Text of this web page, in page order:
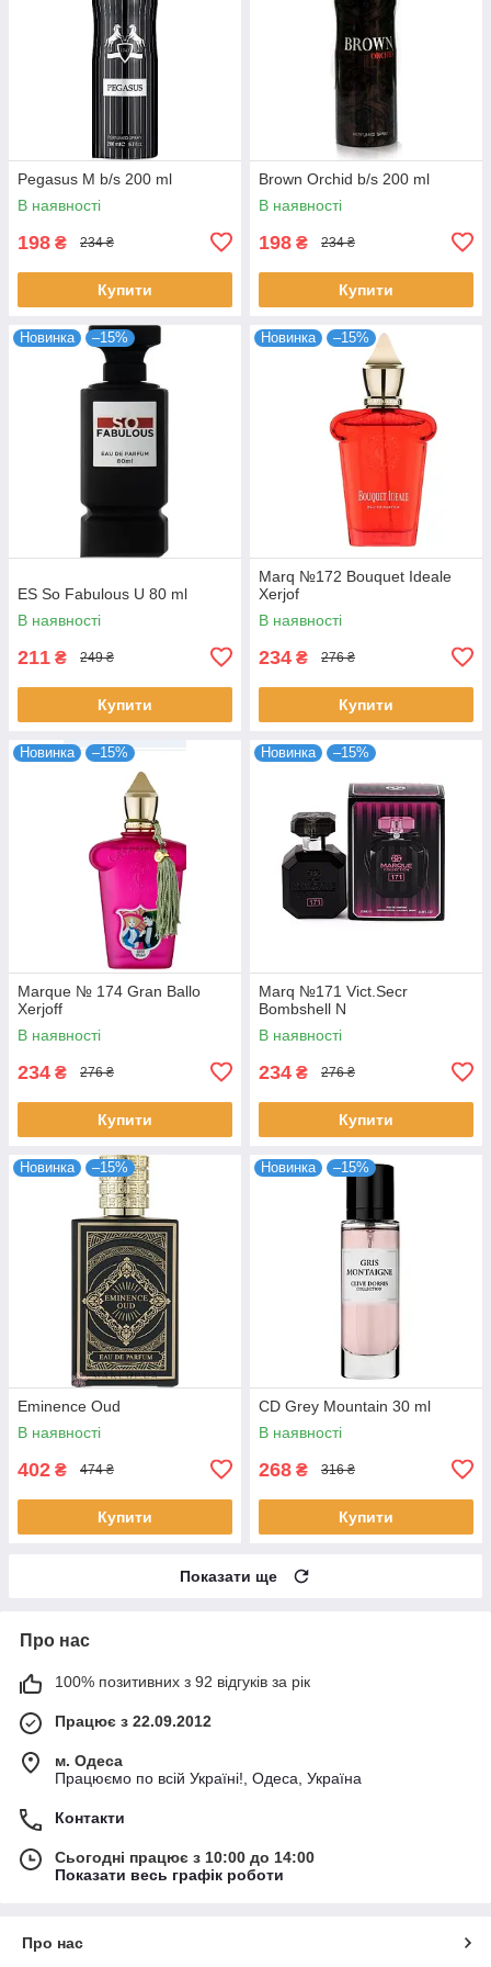
Pegasus M b/s 200 ml
В наявності
198 ₴ 234 ₴
Купити
Brown Orchid b/s 200 ml
В наявності
198 ₴ 234 ₴
Купити
Новинка –15%
ES So Fabulous U 80 ml
В наявності
211 ₴ 249 ₴
Купити
Новинка –15%
Marq №172 Bouquet Ideale
Xerjof
В наявності
234 ₴ 276 ₴
Купити
Новинка –15%
Marque № 174 Gran Ballo
Xerjoff
В наявності
234 ₴ 276 ₴
Купити
Новинка –15%
Marq №171 Vict.Secr
Bombshell N
В наявності
234 ₴ 276 ₴
Купити
Новинка –15%
Eminence Oud
В наявності
402 ₴ 474 ₴
Купити
Новинка –15%
CD Grey Mountain 30 ml
В наявності
268 ₴ 316 ₴
Купити
Показати ще
Про нас
100% позитивних з 92 відгуків за рік
Працює з 22.09.2012
м. Одеса
Працюємо по всій Україні!, Одеса, Україна
Контакти
Сьогодні працює з 10:00 до 14:00
Показати весь графік роботи
Про нас